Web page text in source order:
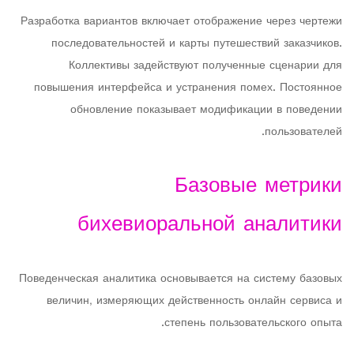
Разработка вариантов включает отображение через чертежи
последовательностей и карты путешествий заказчиков.
Коллективы задействуют полученные сценарии для
повышения интерфейса и устранения помех. Постоянное
обновление показывает модификации в поведении
пользователей.
Базовые метрики
бихевиоральной аналитики
Поведенческая аналитика основывается на систему базовых
величин, измеряющих действенность онлайн сервиса и
степень пользовательского опыта.